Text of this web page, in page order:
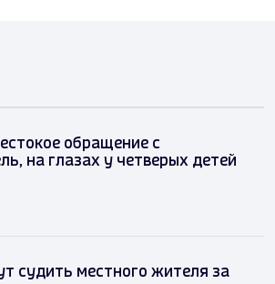
обращение с
на глазах у четверых детей
судить местного жителя за